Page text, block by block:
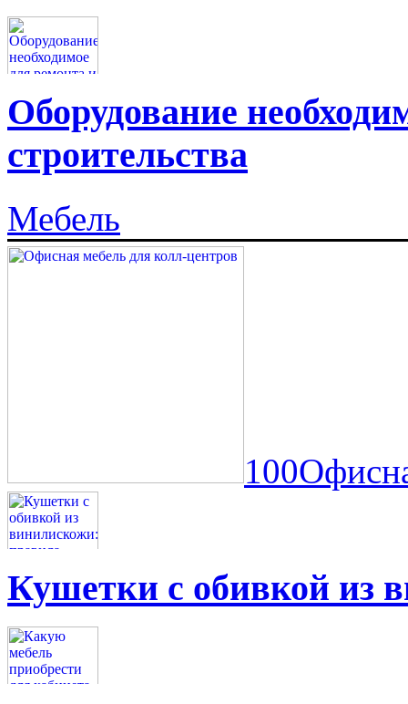
Оборудование
строительства
Мебель
Кушетки с обивкой из